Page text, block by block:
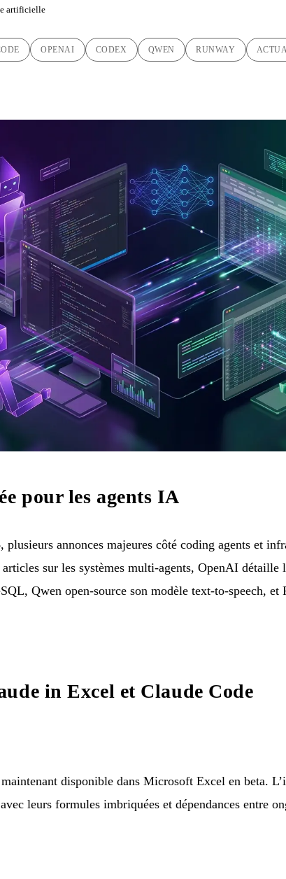
artificielle
OPENAI CODEX QWEN RUNWAY
pour les agents IA
annonces majeures côté coding agents et
sur les systèmes multi-agents, OpenAI détaille
Qwen open-source son modèle text-to-speech,
in Excel et Claude Code
disponible dans Microsoft Excel en beta.
leurs formules imbriquées et dépendances entre